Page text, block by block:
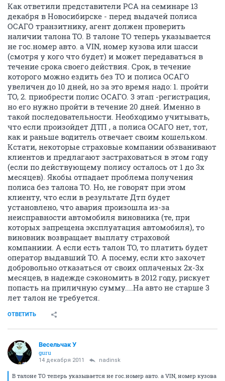
Как ответили представители РСА на семинаре 13
декабря в Новосибирске - перед выдачей полиса
ОСАГО транзитнику, агент должен проверить
наличии талона ТО. В талоне ТО теперь указывается
не гос.номер авто. а VIN, номер кузова или шасси
(смотря у кого что будет) и может передаваться в
течение срока своего действия. Срок, в течение
которого можно ездить без ТО и полиса ОСАГО
увеличен до 10 дней, но за это время надо: 1. пройти
ТО, 2. приобрести полис ОСАГО. 3 этап -регистрация,
но его нужно пройти в течение 20 дней. Именно в
такой последовательности. Необходимо учитывать,
что если произойдет ДТП , а полиса ОСАГО нет, тот,
как и раньше водитель отвечает своим кошельком.
Кстати, некоторые страховые компании обзванивают
клиентов и предлагают застраховаться в этом году
(если по действующему полису осталось от 1 до 3х
месяцев). Якобы отпадает проблема получения
полиса без талона ТО. Но, не говорят при этом
клиенту, что если в результате Дтп будет
установлено, что авария произошла из-за
неисправности автомобиля виновника (те, при
которых запрещена эксплуатация автомобиля), то
виновник возвращает выплату страховой
компаниии. А если есть талон ТО, то платить будет
оператор выдавший ТО. А посему, если кто захочет
добровольно отказаться от своих оплаченых 2х-3х
месяцев, в надежде сэкономить в 2012 году, рискует
попасть на приличную сумму....На авто не старше 3
лет талон не требуется.
ОТВЕТИТЬ
Весельчак У
guru
14 декабря 2011 nadinsk
В талоне ТО теперь указывается не гос.номер авто. а VIN, номер кузова